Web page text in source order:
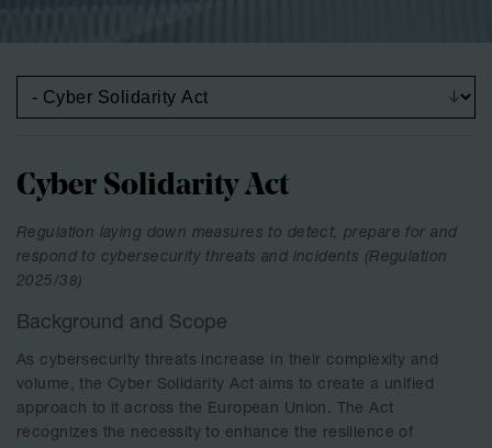
Cyber Solidarity Act
Regulation laying down measures to detect, prepare for and
respond to cybersecurity threats and incidents (Regulation
2025/38)
Background and Scope
As cybersecurity threats increase in their complexity and
volume, the Cyber Solidarity Act aims to create a unified
approach to it across the European Union. The Act
recognizes the necessity to enhance the resilience of